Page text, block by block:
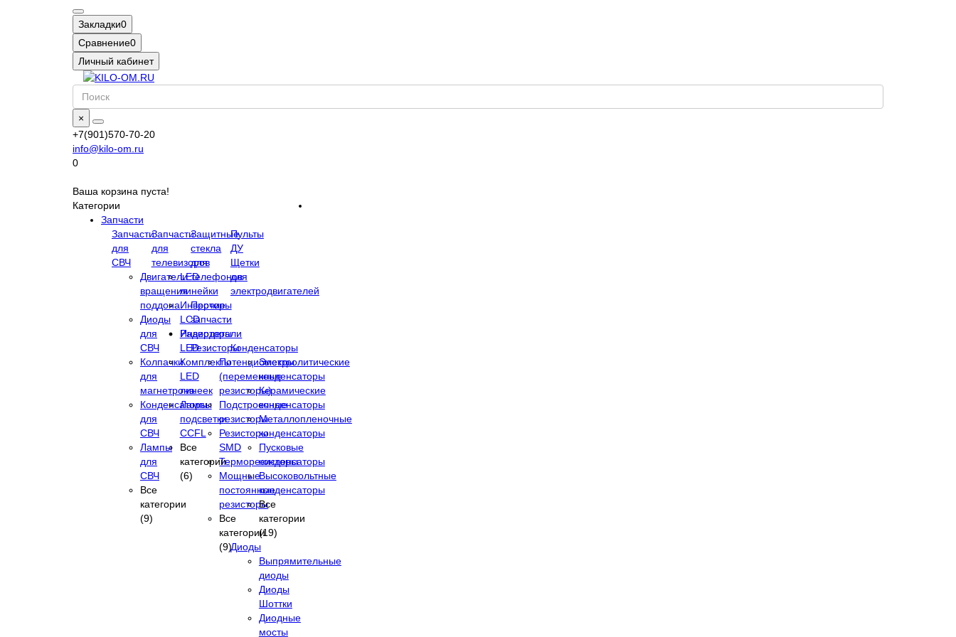
Закладки0
Сравнение0
Личный кабинет
×
+7(901)570-70-20
info@kilo-om.ru
0
Ваша корзина пуста!
Категории
Запчасти
Запчасти
для
СВЧ
Двигатели
вращения
поддона
Диоды
для
СВЧ
Колпачки
для
магнетрона
Конденсаторы
для
СВЧ
Лампы
для
СВЧ
Все
категории
(9)
Запчасти
для
телевизоров
LED
линейки
Инверторы
LCD
Инверторы
LED
Комплекты
LED
линеек
Лампы
подсветки
CCFL
Все
категории
(6)
Защитные
стекла
для
телефонов
Пульты
ДУ
Щетки
для
электродвигателей
Прочие
запчасти
Радиодетали
Резисторы
Потенциометры
(переменные
резисторы)
Подстроечные
резисторы
Резисторы
SMD
Терморезисторы
Мощные
постоянные
резисторы
Все
категории
(9)
Конденсаторы
Электролитические
конденсаторы
Керамические
конденсаторы
Металлопленочные
конденсаторы
Пусковые
конденсаторы
Высоковольтные
конденсаторы
Все
категории
(19)
Диоды
Выпрямительные
диоды
Диоды
Шоттки
Диодные
мосты